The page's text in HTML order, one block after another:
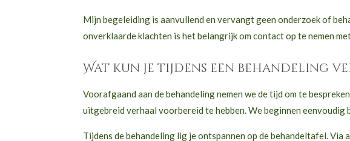
Mijn begeleiding is aanvullend en vervangt geen onderzoek of
onverklaarde klachten is het belangrijk om contact op te nemen
Wat kun je tijdens een behandeling
Voorafgaand aan de behandeling nemen we de tijd om te
uitgebreid verhaal voorbereid te hebben. We beginnen eenvoudig
Tijdens de behandeling lig je ontspannen op de behandeltafel. Via